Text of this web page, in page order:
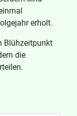
erholt.
Blühzeitpunkt
die